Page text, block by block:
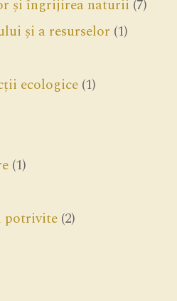
și îngrijirea naturii (7)
și a resurselor (1)
ecologice (1)
(1)
potrivite (2)